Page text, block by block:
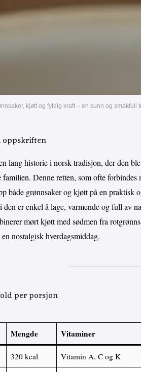
kjøtt og fyldig kraft – en sunn og smakfull
oppskriften
lang historie i norsk tradisjon, der den
Denne retten, som ofte forbindes
både grønnsaker og kjøtt på en praktisk
er enkel å lage, varmende og full av
mørt kjøtt med sødmen fra
nostalgisk hverdagsmiddag.
per porsjon
Mengde Vitaminer
320 kcal Vitamin A, C og K